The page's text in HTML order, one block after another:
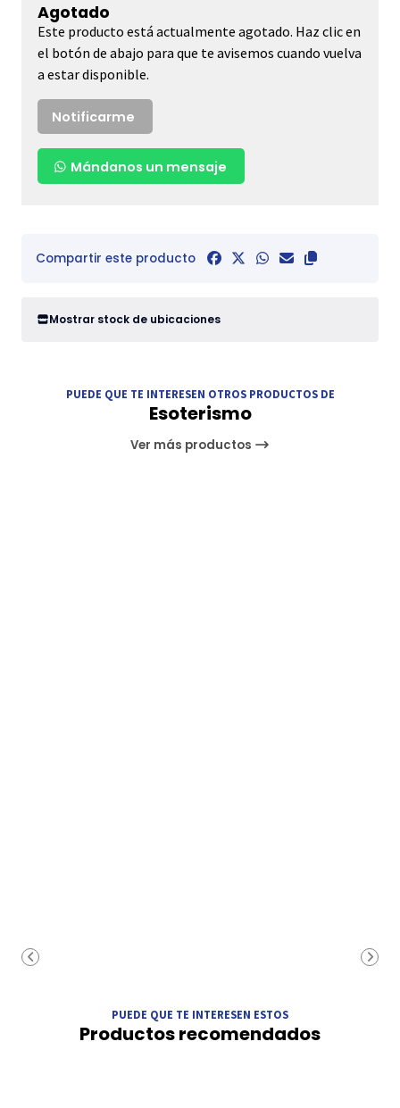
Agotado
Este producto está actualmente agotado. Haz clic en
el botón de abajo para que te avisemos cuando vuelva
a estar disponible.
Notificarme
Mándanos un mensaje
Compartir este producto
Mostrar stock de ubicaciones
PUEDE QUE TE INTERESEN OTROS PRODUCTOS DE
Esoterismo
Ver más productos
PUEDE QUE TE INTERESEN ESTOS
Productos recomendados